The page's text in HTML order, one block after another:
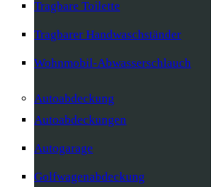
Tragbare Toilette
Tragbarer Handwaschständer
Wohnmobil-Abwasserschlauch
Autoabdeckung
Autoabdeckungen
Autogarage
Golfwagenabdeckung